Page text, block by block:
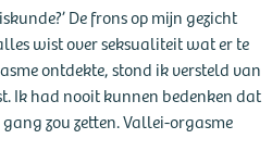
De frons op mijn gezicht
wist over seksualiteit wat er te
ontdekte, stond ik versteld van
Ik had nooit kunnen bedenken dat
gang zou zetten. Vallei-orgasme